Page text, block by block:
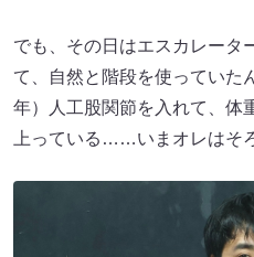
でも、その日はエスカレータ
て、自然と階段を使っていた
年）人工股関節を入れて、体
上っている……いまオレはそ